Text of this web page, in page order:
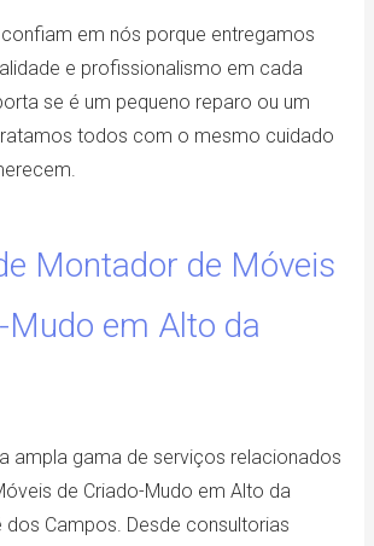
em nós porque entregamos
e profissionalismo em cada
se é um pequeno reparo ou um
todos com o mesmo cuidado
Montador de Móveis
Mudo em Alto da
ampla gama de serviços relacionados
de Criado-Mudo em Alto da
dos Campos. Desde consultorias